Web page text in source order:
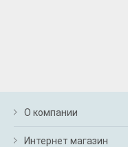
О компании
Интернет магазин